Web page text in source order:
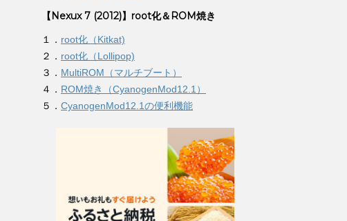
【Nexux 7 (2012)】root化＆ROM焼き
１． root化（Kitkat)
２． root化（Lollipop)
３． MultiROM（マルチブート）
４． ROM焼き（CyanogenMod12.1）
５． CyanogenMod12.1の便利機能